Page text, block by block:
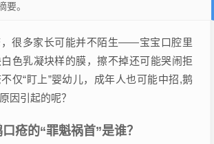
要。
很多家长可能并不陌生——宝宝口腔里
色乳凝块样的膜，擦不掉还可能哭闹拒
仅“盯上”婴幼儿，成年人也可能中招,鹅
因引起的呢？
疮的“罪魁祸首”是谁？